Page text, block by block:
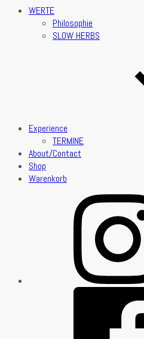
WERTE
Philosophie
SLOW HERBS
Experience
TERMINE
About/Contact
Shop
Warenkorb